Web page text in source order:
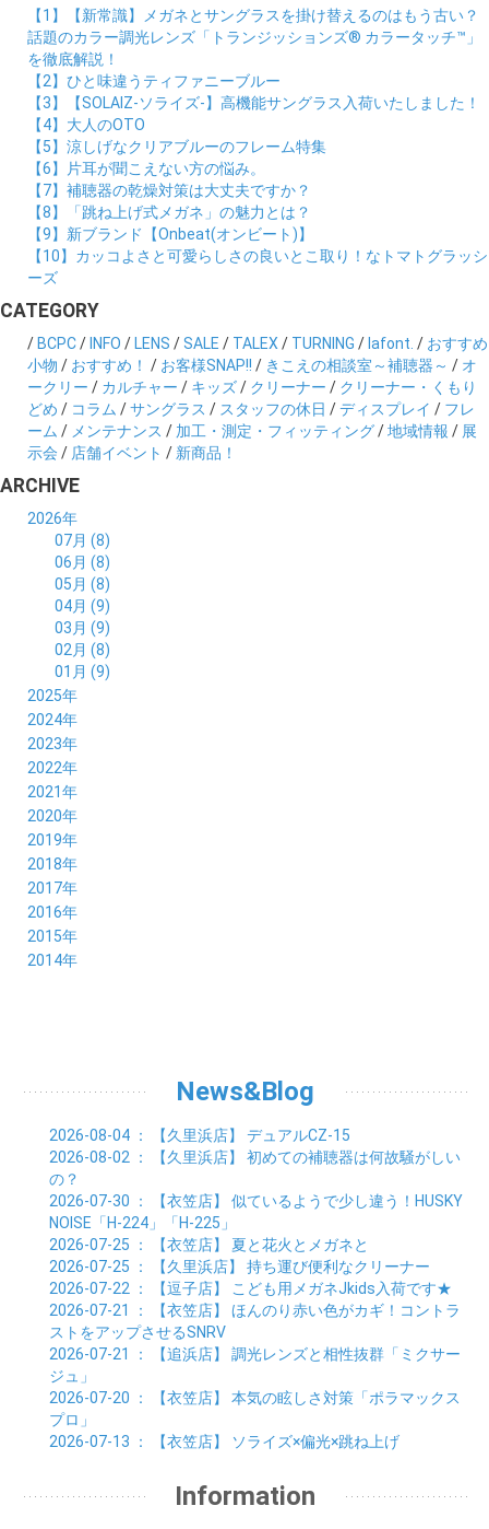
【1】【新常識】メガネとサングラスを掛け替えるのはもう古い？
話題のカラー調光レンズ「トランジッションズ® カラータッチ™」
を徹底解説！
【2】ひと味違うティファニーブルー
【3】【SOLAIZ-ソライズ-】高機能サングラス入荷いたしました！
【4】大人のOTO
【5】涼しげなクリアブルーのフレーム特集
【6】片耳が聞こえない方の悩み。
【7】補聴器の乾燥対策は大丈夫ですか？
【8】「跳ね上げ式メガネ」の魅力とは？
【9】新ブランド【Onbeat(オンビート)】
【10】カッコよさと可愛らしさの良いとこ取り！なトマトグラッシ
ーズ
CATEGORY
/BCPC/INFO /LENS /SALE / TALEX / TURNING /lafont. / おすすめ
小物 / おすすめ！ / お客様SNAP!! / きこえの相談室～補聴器～ / オ
ークリー / カルチャー / キッズ/ クリーナー / クリーナー・くもり
どめ / コラム /サングラス / スタッフの休日 /ディスプレイ / フレ
ーム / メンテナンス / 加工・測定・フィッティング/地域情報 / 展
示会 / 店舗イベント / 新商品！
ARCHIVE
2026年
07月 (8)
06月 (8)
05月 (8)
04月 (9)
03月 (9)
02月 (8)
01月 (9)
2025年
12月 (10)
11月 (8)
10月 (8)
09月 (8)
08月 (9)
07月 (7)
06月 (9)
05月 (8)
04月 (8)
03月 (9)
02月 (8)
01月 (8)
2024年
12月 (8)
11月 (9)
10月 (8)
09月 (9)
08月 (7)
07月 (8)
06月 (8)
05月 (8)
04月 (8)
03月 (8)
02月 (9)
2023年
12月 (8)
11月 (8)
10月 (8)
09月 (8)
08月 (9)
07月 (9)
06月 (8)
05月 (9)
04月 (9)
03月 (8)
2022年
12月 (9)
11月 (5)
10月 (4)
09月 (5)
08月 (4)
07月 (4)
06月 (5)
05月 (5)
04月 (2)
2021年
12月 (6)
11月 (4)
10月 (3)
09月 (7)
08月 (5)
07月 (4)
06月 (6)
05月 (6)
2020年
12月 (3)
11月 (6)
10月 (7)
09月 (7)
08月 (5)
07月 (5)
06月 (7)
2019年
12月 (9)
11月 (5)
10月 (7)
09月 (11)
08月 (6)
07月 (5)
2018年
12月 (6)
11月 (7)
10月 (6)
09月 (8)
08月 (4)
01月 (7)
2017年
12月 (6)
11月 (4)
10月 (5)
02月 (3)
01月 (6)
2016年
12月 (7)
11月 (4)
03月 (6)
02月 (9)
01月 (11)
2015年
12月 (6)
06月 (2)
2014年
News&Blog
2026-08-04 ： 【久里浜店】 デュアルCZ-15
2026-08-02 ： 【久里浜店】 初めての補聴器は何故騒がしい
の？
2026-07-30 ： 【衣笠店】 似ているようで少し違う！HUSKY
NOISE「H-224」「H-225」
2026-07-25 ： 【衣笠店】 夏と花火とメガネと
2026-07-25 ： 【久里浜店】 持ち運び便利なクリーナー
2026-07-22 ： 【逗子店】
こども用メガネJkids入荷です★
2026-07-21
： 【衣笠店】 ほんのり赤い色がカギ！コントラ
ストをアップさせるSNRV
2026-07-21
： 【追浜店】 調光レンズと相性抜群「ミクサー
ジュ」
2026-07-20 ： 【衣笠店】 本気の眩しさ対策「ポラマックス
プロ」
2026-07-13 ： 【衣笠店】 ソライズ×偏光×跳ね上げ
Information